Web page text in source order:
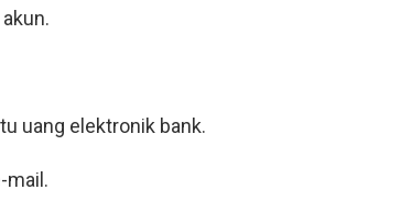
uang elektronik bank.
mail.